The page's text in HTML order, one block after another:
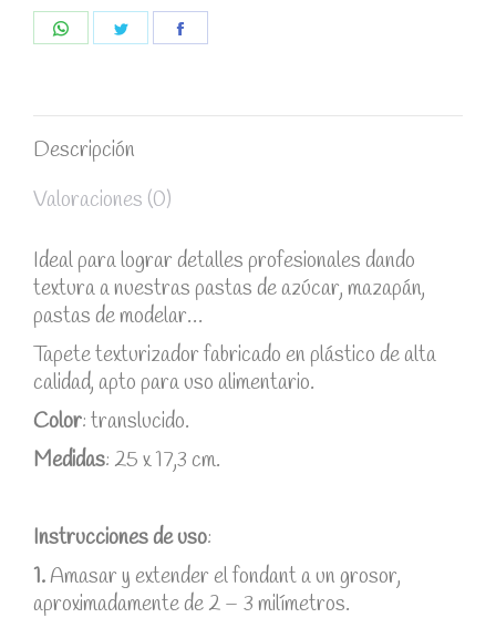
Descripción
Valoraciones (0)
Ideal para lograr detalles profesionales dando
textura a nuestras pastas de azúcar, mazapán,
pastas de modelar…
Tapete texturizador fabricado en plástico de alta
calidad, apto para uso alimentario.
Color: translucido.
Medidas: 25 x 17,3 cm.
Instrucciones de uso:
1.Amasar y extender el fondant a un grosor,
aproximadamente de 2 – 3 milímetros.